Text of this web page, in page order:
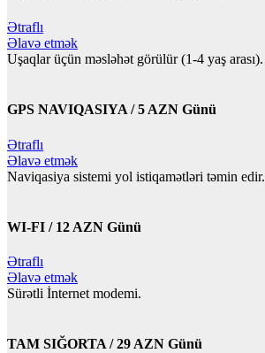
Ətraflı
Əlavə etmək
Uşaqlar üçün məsləhət görülür (1-4 yaş arası).
GPS NAVIQASIYA / 5 AZN Günü
Ətraflı
Əlavə etmək
Naviqasiya sistemi yol istiqamətləri təmin edir.
WI-FI / 12 AZN Günü
Ətraflı
Əlavə etmək
Sürətli İnternet modemi.
TAM SIĞORTA / 29 AZN Günü